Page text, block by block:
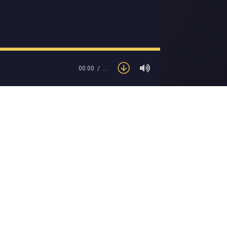
00:00 …